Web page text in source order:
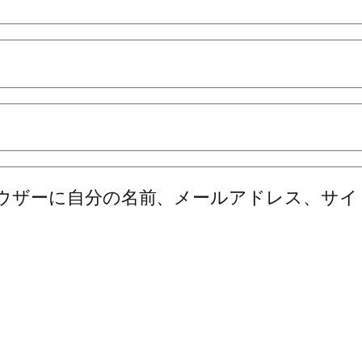
ーに自分の名前、メールアドレス、サイ